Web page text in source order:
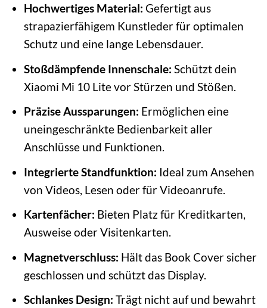
Hochwertiges Material: Gefertigt aus
strapazierfähigem Kunstleder für optimalen
Schutz und eine lange Lebensdauer.
Stoßdämpfende Innenschale: Schützt dein
Xiaomi Mi 10 Lite vor Stürzen und Stößen.
Präzise Aussparungen: Ermöglichen eine
uneingeschränkte Bedienbarkeit aller
Anschlüsse und Funktionen.
Integrierte Standfunktion: Ideal zum Ansehen
von Videos, Lesen oder für Videoanrufe.
Kartenfächer: Bieten Platz für Kreditkarten,
Ausweise oder Visitenkarten.
Magnetverschluss: Hält das Book Cover sicher
geschlossen und schützt das Display.
Schlankes Design: Trägt nicht auf und bewahrt